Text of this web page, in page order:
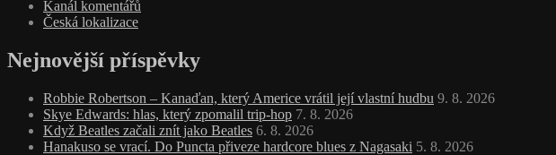
Kanál komentářů
Česká lokalizace
Nejnovější příspěvky
Robbie Robertson – Kanaďan, který Americe vrátil její vlastní hudbu 9. 8. 2026
Skye Edwards: hlas, který zpomalil trip‑hop 7. 8. 2026
Když Beatles začali znít jako Beatles 6. 8. 2026
Hanakuso se vrací. Do Puncta přiveze hardcore blues z Nagasaki 5. 8. 2026